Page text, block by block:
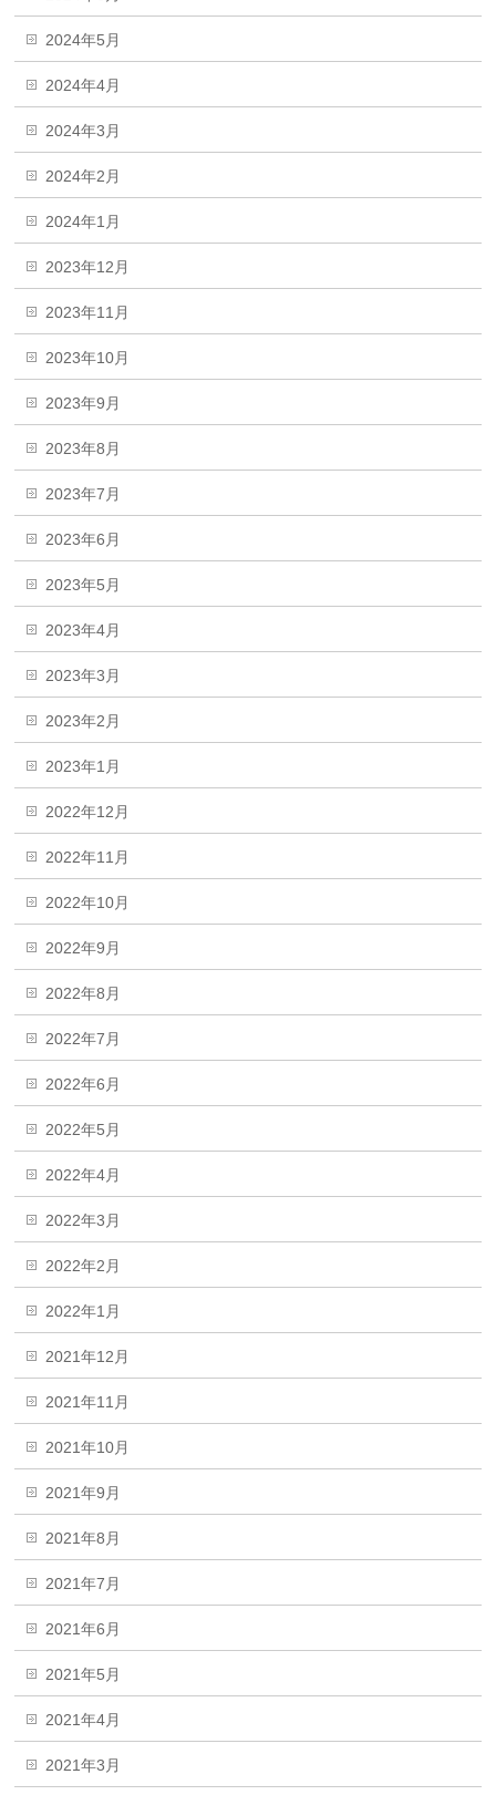
2024年5月
2024年4月
2024年3月
2024年2月
2024年1月
2023年12月
2023年11月
2023年10月
2023年9月
2023年8月
2023年7月
2023年6月
2023年5月
2023年4月
2023年3月
2023年2月
2023年1月
2022年12月
2022年11月
2022年10月
2022年9月
2022年8月
2022年7月
2022年6月
2022年5月
2022年4月
2022年3月
2022年2月
2022年1月
2021年12月
2021年11月
2021年10月
2021年9月
2021年8月
2021年7月
2021年6月
2021年5月
2021年4月
2021年3月